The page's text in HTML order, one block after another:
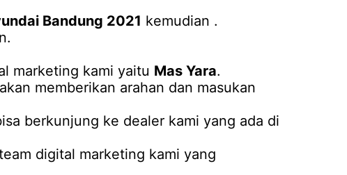
Bandung 2021 kemudian .
marketing kami yaitu Mas Yara.
memberikan arahan dan masukan
berkunjung ke dealer kami yang ada di
digital marketing kami yang